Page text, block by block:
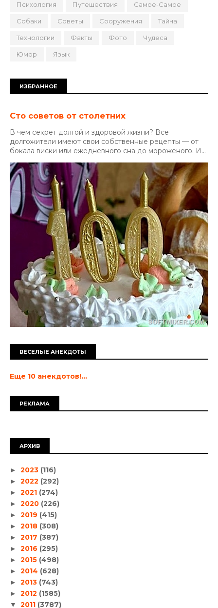
Психология Путешествия Самое-Самое
Собаки Советы Сооружения Тайна
Технологии Факты Фото Чудеса
Юмор Язык
ИЗБРАННОЕ
Сто советов от столетних
В чем секрет долгой и здоровой жизни? Все
долгожители имеют свои собственные рецепты — от
бокала виски или ежедневного сна до мороженого. И...
ВЕСЕЛЫЕ АНЕКДОТЫ
Еще 10 анекдотов!...
РЕКЛАМА
АРХИВ
► 2023 (116)
► 2022 (292)
► 2021 (274)
► 2020 (226)
► 2019 (415)
► 2018 (308)
► 2017 (387)
► 2016 (295)
► 2015 (498)
► 2014 (628)
► 2013 (743)
► 2012 (1585)
▼ 2011 (3787)